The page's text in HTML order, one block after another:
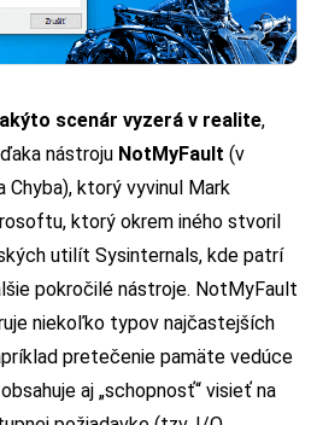
scenár vyzerá v realite,
nástroju NotMyFault (v
Chyba), ktorý vyvinul Mark
ktorý okrem iného stvoril
utilít Sysinternals, kde patrí
pokročilé nástroje. NotMyFault
niekoľko typov najčastejších
pretečenie pamäte vedúce
aj „schopnosť“ visieť na